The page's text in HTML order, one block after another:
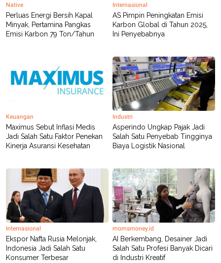
E
P
A
P
A
D
V
E
I
N
G
M
E
D
I
A
D
SITEMAP PROFILE
TERM
OF
USE
PEDOMAN
PEMBERITAAN
SIBER
Native
Perluas Energi Bersih Kapal
Minyak, Pertamina Pangkas
Emisi Karbon 79 Ton/Tahun
Internasional
AS Pimpin Peningkatan Emisi
Karbon Global di Tahun 2025,
Ini Penyebabnya
Keuangan
Maximus Sebut Inflasi Medis
Jadi Salah Satu Faktor Penekan
Kinerja Asuransi Kesehatan
Industri
Asperindo Ungkap Pajak Jadi
Salah Satu Penyebab Tingginya
Biaya Logistik Nasional
Internasional
Ekspor Nafta Rusia Melonjak,
Indonesia Jadi Salah Satu
Konsumer Terbesar
momsmoney.id
AI Berkembang, Desainer Jadi
Salah Satu Profesi Banyak Dicari
di Industri Kreatif